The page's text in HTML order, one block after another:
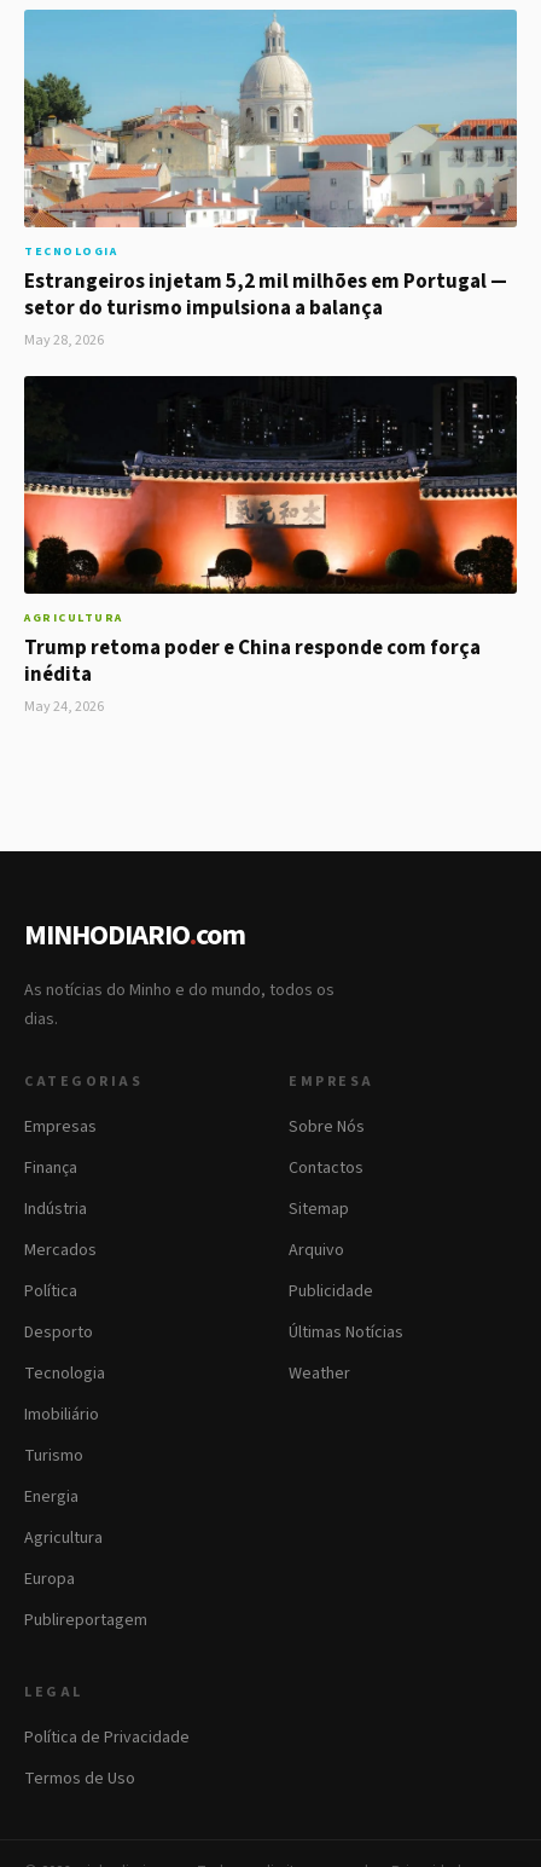
TECNOLOGIA
Estrangeiros injetam 5,2 mil milhões em Portugal —
setor do turismo impulsiona a balança
May 28, 2026
AGRICULTURA
Trump retoma poder e China responde com força
inédita
May 24, 2026
MINHODIARIO.com
As notícias do Minho e do mundo, todos os
dias.
CATEGORIAS
Empresas
Finança
Indústria
Mercados
Política
Desporto
Tecnologia
Imobiliário
Turismo
Energia
Agricultura
Europa
Publireportagem
EMPRESA
Sobre Nós
Contactos
Sitemap
Arquivo
Publicidade
Últimas Notícias
Weather
LEGAL
Política de Privacidade
Termos de Uso